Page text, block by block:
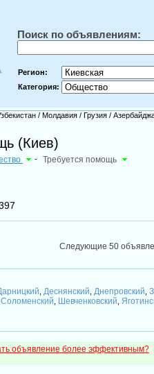
Поиск по объявлениям:
Регион:
Категория:
/ Молдавия / Грузия /
(Киев)
- Требуется помощь
Следующие 50
Деснянский Днепровский
Соломенский Шевченковский
объявление более эффективным?